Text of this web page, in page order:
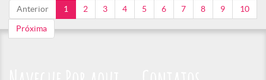
Anterior 1 2 3 4 5 6 7 8 9 10
Próxima